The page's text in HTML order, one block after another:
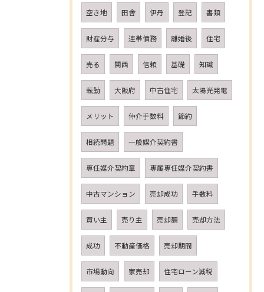
空き地 田舎 伊丹 登記 書類
財産分与 連帯債務 離婚後 住宅
売る 関西 信頼 基礎 知識
転勤 大阪府 中古住宅 太陽光発電
メリット 仲介手数料 節約
相続問題 一般媒介契約書
専任媒介契約章 専属専任媒介契約書
中古マンション 売却成功 手数料
買い主 売り主 売却額 売却方法
成功 不動産価格 売却期間
市場動向 家売却 住宅ローン減税